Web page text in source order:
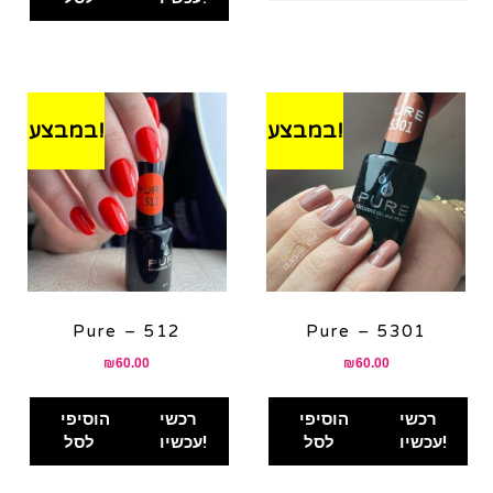
במבצע!
Pure – 512
₪60.00
הוסיפי
לסל
רכשי
עכשיו!
במבצע!
Pure – 5301
₪60.00
הוסיפי
לסל
רכשי
עכשיו!